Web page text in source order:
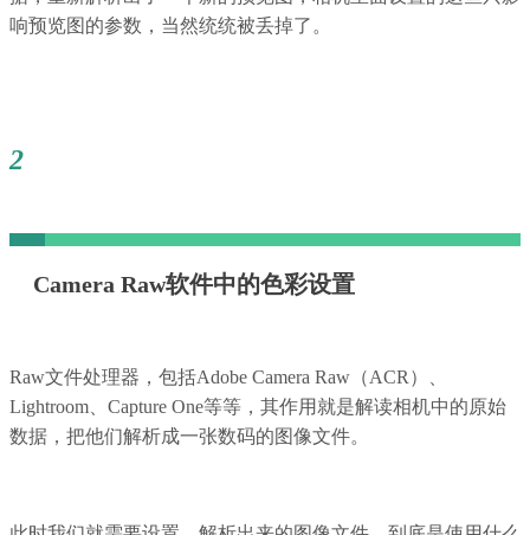
响预览图的参数，当然统统被丢掉了。
2
Camera Raw软件中的色彩设置
Raw文件处理器，包括Adobe Camera Raw（ACR）、
Lightroom、Capture One等等，其作用就是解读相机中的原始
数据，把他们解析成一张数码的图像文件。